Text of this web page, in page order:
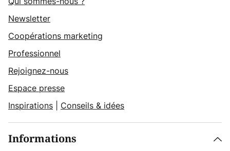
Newsletter
Coopérations marketing
Professionnel
Rejoignez-nous
Espace presse
Inspirations
Conseils & idées
Informations